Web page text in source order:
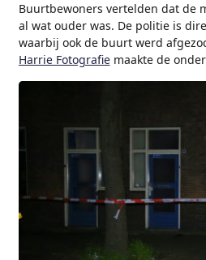
Buurtbewoners vertelden dat de
al wat ouder was. De politie is
waarbij ook de buurt werd
Harrie Fotografiemaakte de